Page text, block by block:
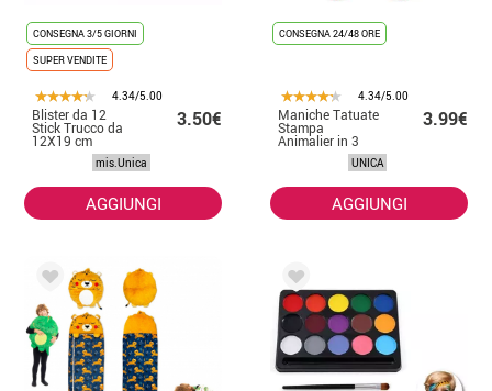
CONSEGNA 3/5 GIORNI
SUPER VENDITE
4.34/5.00
Blister da 12
Stick Trucco da
12X19 cm
3.50€
mis.Unica
AGGIUNGI
CONSEGNA 24/48 ORE
4.34/5.00
Maniche Tatuate
Stampa
Animalier in 3
modelli assortiti
3.99€
UNICA
AGGIUNGI